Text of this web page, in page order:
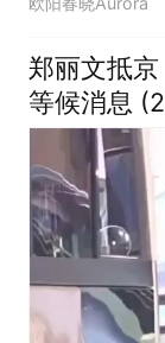
郑丽文抵
等候消息